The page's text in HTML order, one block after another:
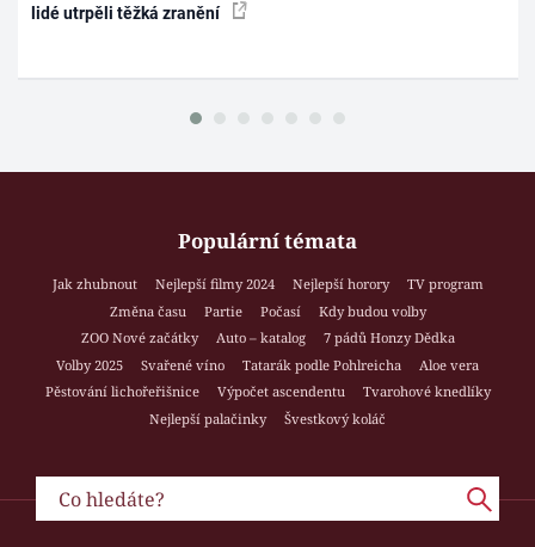
lidé utrpěli těžká zranění
Populární témata
Jak zhubnout Nejlepší filmy 2024 Nejlepší horory
TV program
Změna času
Partie Počasí
Kdy budou volby
ZOO Nové začátky
Auto – katalog
7 pádů Honzy Dědka
Volby 2025
Svařené víno Tatarák podle Pohlreicha
Aloe vera
Pěstování lichořeřišnice
Výpočet ascendentu
Tvarohové knedlíky
Nejlepší palačinky
Švestkový koláč